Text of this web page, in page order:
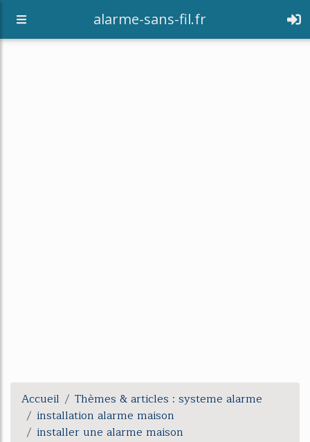
alarme-sans-fil.fr
Accueil
Thèmes & articles : systeme alarme
installation alarme maison
installer une alarme maison